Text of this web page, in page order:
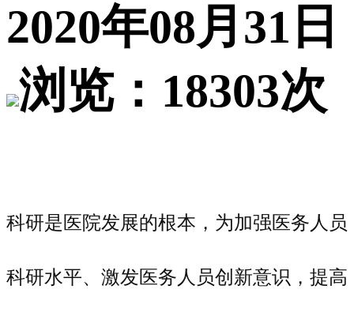
2020年08月31日
浏览：18303次
科研是医院发展的根本，为加强医务人员
科研水平、激发医务人员创新意识，提高